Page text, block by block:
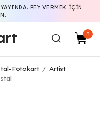
YAYINDA. PEY VERMEK IÇIN
0
Fotokart / Artist